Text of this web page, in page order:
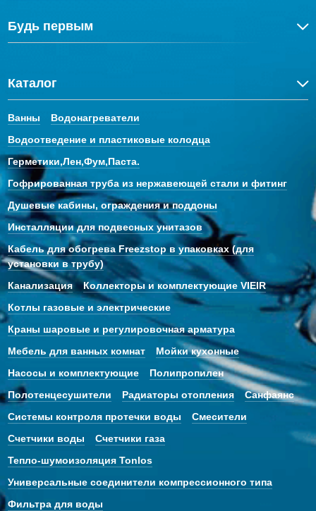
Будь первым
Каталог
Ванны
Водонагреватели
Водоотведение и пластиковые колодца
Герметики,Лен,Фум,Паста.
Гофрированная труба из нержавеющей стали и фитинг
Душевые кабины, ограждения и поддоны
Инсталляции для подвесных унитазов
Кабель для обогрева Freezstop в упаковках (для
установки в трубу)
Канализация
Коллекторы и комплектующие VIEIR
Котлы газовые и электрические
Краны шаровые и регулировочная арматура
Мебель для ванных комнат
Мойки кухонные
Насосы и комплектующие
Полипропилен
Полотенцесушители
Радиаторы отопления
Санфаянс
Системы контроля протечки воды
Смесители
Счетчики воды
Счетчики газа
Тепло-шумоизоляция Tonlos
Универсальные соединители компрессионного типа
Фильтра для воды